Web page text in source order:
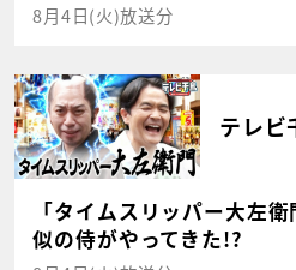
8月4日(火)放送分
テレビ
「タイムスリッパー大左
似の侍がやってきた!?